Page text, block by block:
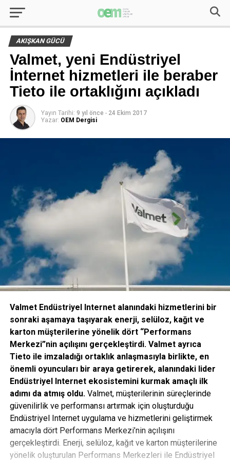
AKIŞKAN GÜCÜ
Valmet, yeni Endüstriyel
İnternet hizmetleri ile beraber
Tieto ile ortaklığını açıkladı
Yayın Tarihi: 9 yıl önce - 24 Ekim 2017
Yazar: OEM Dergisi
Valmet Endüstriyel Internet alanındaki hizmetlerini bir
sonraki aşamaya taşıyarak enerji, selüloz, kağıt ve
karton müşterilerine yönelik dört “Performans
Merkezi”nin açılışını gerçekleştirdi. Valmet ayrıca
Tieto ile imzaladığı ortaklık anlaşmasıyla birlikte, en
önemli oyuncuları bir araya getirerek, alanındaki lider
Endüstriyel Internet ekosistemini kurmak amaçlı ilk
adımı da atmış oldu. Valmet, müşterilerinin süreçlerinde
güvenilirlik ve performansı artırmak için oluşturduğu
Endüstriyel Internet uygulama ve hizmetlerini geliştirmek
amacıyla dört Performans Merkezi’nin açılışını
gerçekleştirdi. Enerji, selüloz, kağıt ve karton müşterilerine
yönelik oluşturulan Performans Merkezleri ile Endüstriyel